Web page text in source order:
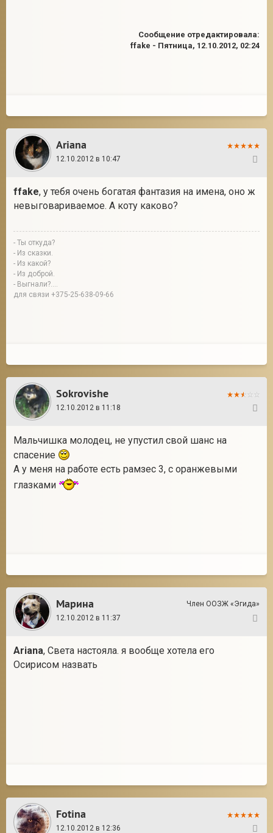
Сообщение отредактировала:
ffake - Пятница, 12.10.2012, 02:24
Ariana
12.10.2012 в 10:47
ffake, у тебя очень богатая фантазия на имена, оно ж
невыговариваемое. А коту каково?
- Ты откуда?
- Из сказки.
- Из какой?
- Из доброй.
- Выгнали?....
для связи +375-25-638-09-66
Sokrovishe
12.10.2012 в 11:18
Мальчишка молодец, не упустил свой шанс на
спасение
А у меня на работе есть рамзес 3, с оранжевыми
глазками
Марина
Член ООЗЖ «Эгида»
12.10.2012 в 11:37
Ariana, Света настояла. я вообще хотела его
Осирисом назвать
Fotina
12.10.2012 в 12:36